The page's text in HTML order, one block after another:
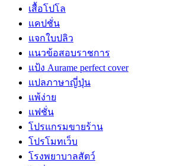
เสื้อโปโล
แคปชั่น
แจกใบปลิว
แนวข้อสอบราชการ
แป้ง Aurame perfect cover
แปลภาษาญี่ปุ่น
แพ้ง่าย
แฟชั่น
โปรแกรมขายร้าน
โปรโมทเว็บ
โรงพยาบาลสัตว์